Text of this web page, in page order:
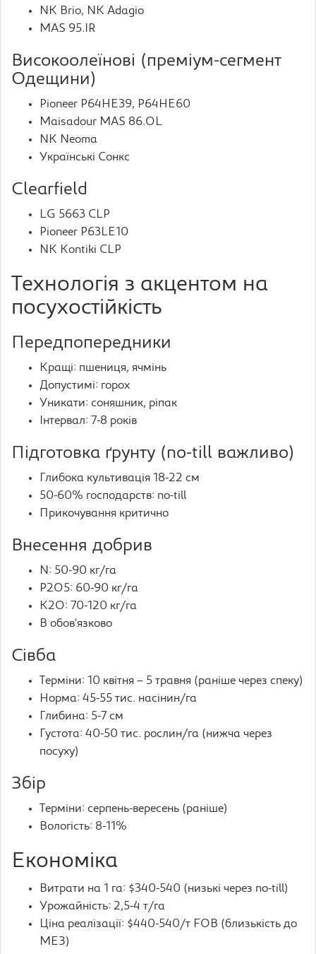
NK Brio, NK Adagio
MAS 95.IR
Високоолеїнові (преміум-сегмент
Одещини)
Pioneer P64HE39, P64HE60
Maisadour MAS 86.OL
NK Neoma
Українські Сонкс
Clearfield
LG 5663 CLP
Pioneer P63LE10
NK Kontiki CLP
Технологія з акцентом на
посухостійкість
Передпопередники
Кращі: пшениця, ячмінь
Допустимі: горох
Уникати: соняшник, ріпак
Інтервал: 7-8 років
Підготовка ґрунту (no-till важливо)
Глибока культивація 18-22 см
50-60% господарств: no-till
Прикочування критично
Внесення добрив
N: 50-90 кг/га
P2O5: 60-90 кг/га
K2O: 70-120 кг/га
B обов’язково
Сівба
Терміни: 10 квітня – 5 травня (раніше через спеку)
Норма: 45-55 тис. насінин/га
Глибина: 5-7 см
Густота: 40-50 тис. рослин/га (нижча через
посуху)
Збір
Терміни: серпень-вересень (раніше)
Вологість: 8-11%
Економіка
Витрати на 1 га: $340-540 (низькі через no-till)
Урожайність: 2,5-4 т/га
Ціна реалізації: $440-540/т FOB (близькість до
МЕЗ)